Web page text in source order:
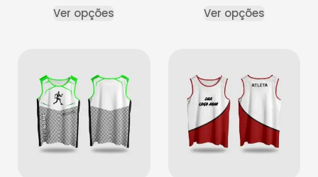
Ver opções Ver opções